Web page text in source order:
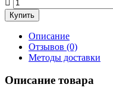
Описание
Отзывов (0)
Методы доставки
Описание товара